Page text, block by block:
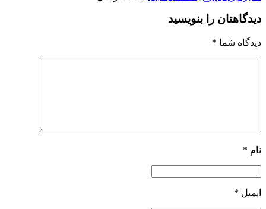
دیدگاهتان را بنویسید
دیدگاه شما *
نام *
ایمیل *